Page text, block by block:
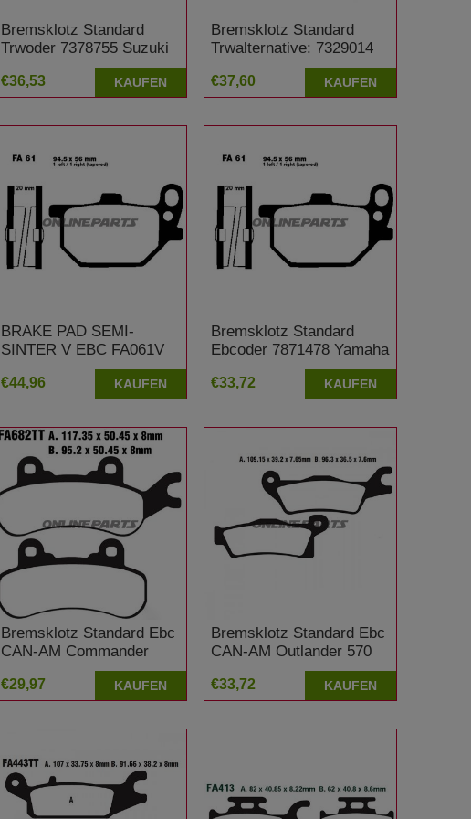
Bremsklotz Standard
Trwoder 7378755 Suzuki
€36,53 KAUFEN
Bremsklotz Standard
Trwalternative: 7329014
Triumph Bonneville 800
€37,60 KAUFEN
BRAKE PAD SEMI-
SINTER V EBC FA061V
Yamaha XV 750 SE
Special
€44,96 KAUFEN
Bremsklotz Standard
Ebcoder 7871478 Yamaha
XV 750 SE Special
€33,72 KAUFEN
Bremsklotz Standard Ebc
CAN-AM Commander
1000 Limited Edition DPS
International
€29,97 KAUFEN
Bremsklotz Standard Ebc
CAN-AM Outlander 570
XU International DPS
€33,72 KAUFEN